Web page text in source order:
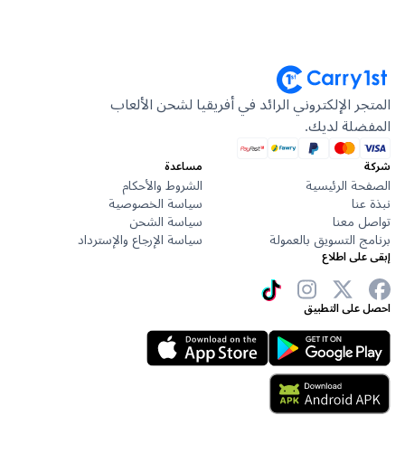
الإلكتروني الرائد في أفريقيا لشحن الألعاب
لديك.
الرئيسية
معنا
التسويق بالعمولة
مساعدة
الشروط والأحكام
سياسة الخصوصية
سياسة الشحن
سياسة الإرجاع والإسترداد
اطلاع
على التطبيق